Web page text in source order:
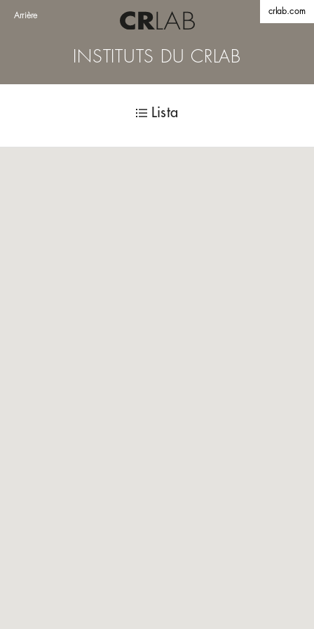
Arrière crlab.com
INSTITUTS DU CRLAB
Lista